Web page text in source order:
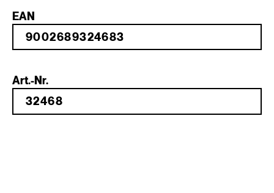
EAN
Art.-Nr.